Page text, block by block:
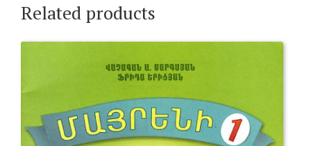
Related products